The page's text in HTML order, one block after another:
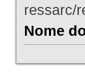
ressarc/
Nome